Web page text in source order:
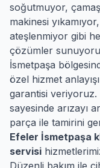
soğutmuyor,
makinesi
ateşlenmiyor gibi
çözümler
İsmetpaşa
özel hizmet
garantisi veriyoruz.
sayesinde arızayı
parça ile tamirini
Efeler İsmetpaşa
servisi
Düzenli bakım ile